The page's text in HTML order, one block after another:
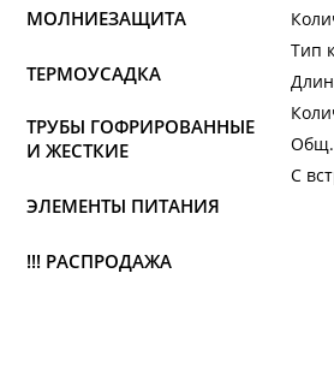
МОЛНИЕЗАЩИТА
ТЕРМОУСАДКА
ТРУБЫ ГОФРИРОВАННЫЕ
И ЖЕСТКИЕ
ЭЛЕМЕНТЫ ПИТАНИЯ
!!! РАСПРОДАЖА
Тип
Общ.
С